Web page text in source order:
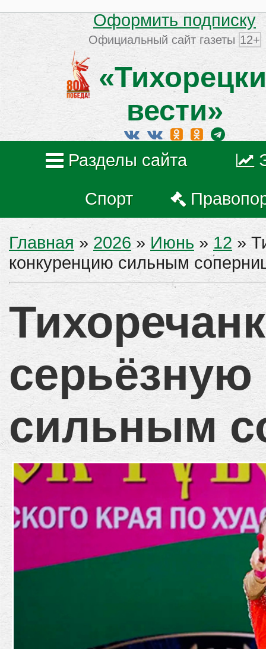
Оформить подписку
Официальный сайт газеты 12+
вести»
Разделы сайта
Спорт
Главная » 2026 » Июнь » 12 »
конкуренцию сильным
сильным